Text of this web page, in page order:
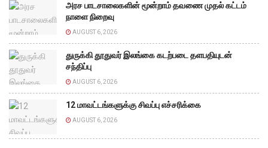
அரச பாடசாலைகளின் மூன்றாம் தவணை முதல் கட்டம்
நாளை நிறைவு
AUGUST 6, 2026
துருக்கி தூதுவர் இலங்கை கடற்படை தளபதியுடன்
சந்திப்பு
AUGUST 6, 2026
12 மாவட்டங்களுக்கு சிவப்பு எச்சரிக்கை
AUGUST 6, 2026